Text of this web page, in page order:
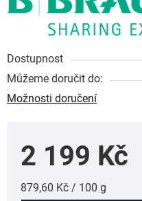
Dostupnost
Můžeme doručit do:
Možnosti doručení
2 199 Kč
Měrná cena:
879,60 Kč / 100 g